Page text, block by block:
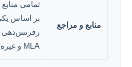
منابع و مراجع
تمامی منابع
بر اساس
MLA و غیره) ذکر شوند.